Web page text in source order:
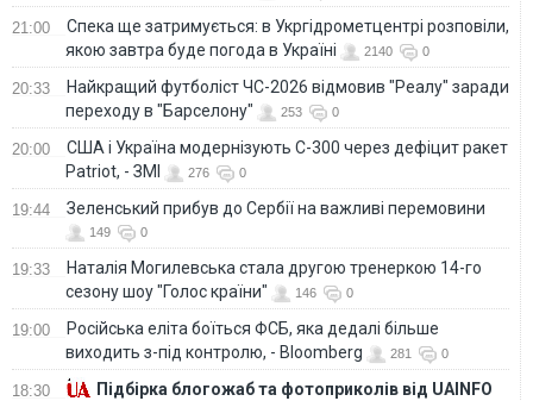
21:00
Спека ще затримується: в Укргідрометцентрі розповіли,
якою завтра буде погода в Україні
2140 0
20:33
Найкращий футболіст ЧС-2026 відмовив "Реалу" заради
переходу в "Барселону"
253 0
20:00
США і Україна модернізують С-300 через дефіцит ракет
Patriot, - ЗМІ
276 0
19:44 Зеленський прибув до Сербії на важливі перемовини
149 0
19:33
Наталія Могилевська стала другою тренеркою 14-го
сезону шоу "Голос країни"
146 0
19:00
Російська еліта боїться ФСБ, яка дедалі більше
виходить з-під контролю, - Bloomberg
281 0
18:30
Підбірка блогожаб та фотоприколів від UAINFO